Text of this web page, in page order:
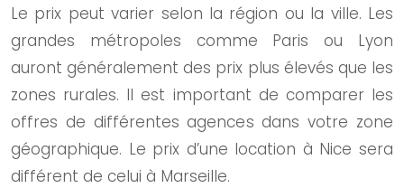
Le prix peut varier selon la région ou la ville. Les
grandes métropoles comme Paris ou Lyon
auront généralement des prix plus élevés que les
zones rurales. Il est important de comparer les
offres de différentes agences dans votre zone
géographique. Le prix d’une location à Nice sera
différent de celui à Marseille.